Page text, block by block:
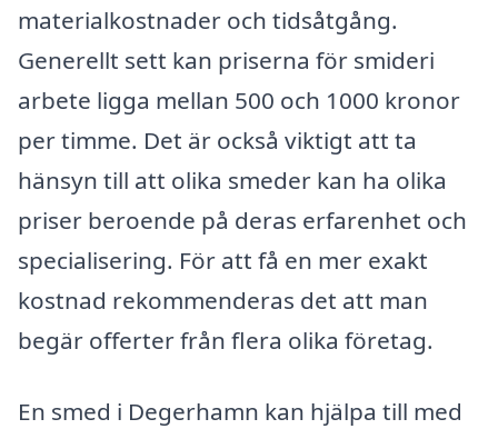
materialkostnader och tidsåtgång.
Generellt sett kan priserna för smideri
arbete ligga mellan 500 och 1000 kronor
per timme. Det är också viktigt att ta
hänsyn till att olika smeder kan ha olika
priser beroende på deras erfarenhet och
specialisering. För att få en mer exakt
kostnad rekommenderas det att man
begär offerter från flera olika företag.
En smed i Degerhamn kan hjälpa till med